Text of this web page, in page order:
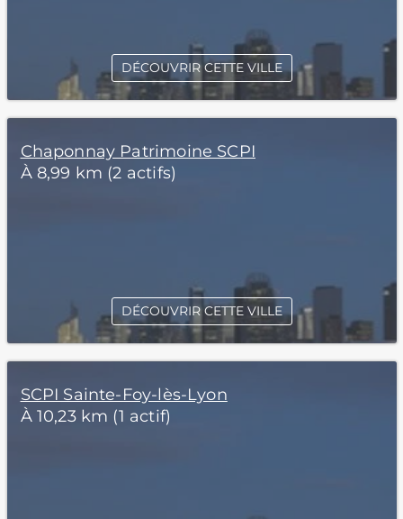
DÉCOUVRIR CETTE VILLE
Chaponnay Patrimoine SCPI
À 8,99 km (2 actifs)
DÉCOUVRIR CETTE VILLE
SCPI Sainte-Foy-lès-Lyon
À 10,23 km (1 actif)